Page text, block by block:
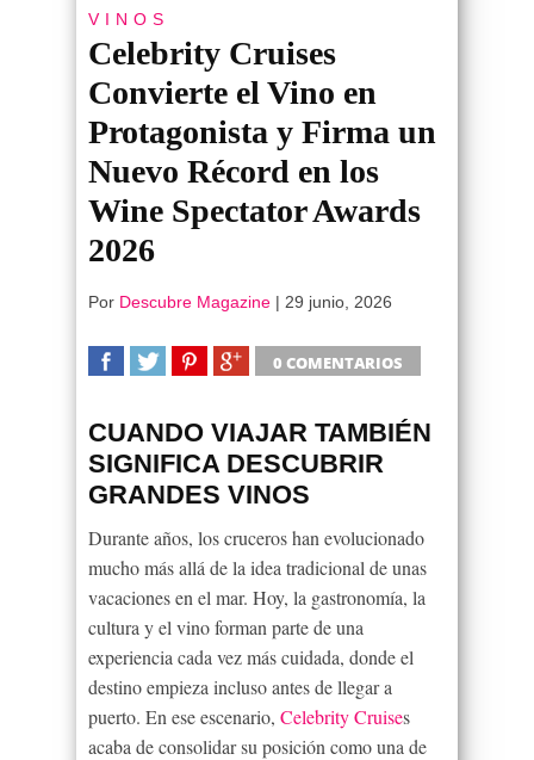
VINOS
Celebrity Cruises
Convierte el Vino en
Protagonista y Firma un
Nuevo Récord en los
Wine Spectator Awards
2026
Por Descubre Magazine | 29 junio, 2026
0 COMENTARIOS
CUANDO VIAJAR TAMBIÉN
SIGNIFICA DESCUBRIR
GRANDES VINOS
Durante años, los cruceros han evolucionado
mucho más allá de la idea tradicional de unas
vacaciones en el mar. Hoy, la gastronomía, la
cultura y el vino forman parte de una
experiencia cada vez más cuidada, donde el
destino empieza incluso antes de llegar a
puerto. En ese escenario, Celebrity Cruises
acaba de consolidar su posición como una de